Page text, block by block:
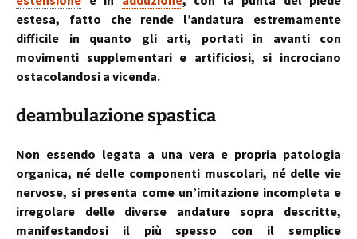
estesa, fatto che rende l’andatura estremamente
difficile in quanto gli arti, portati in avanti con
movimenti supplementari e artificiosi, si incrociano
ostacolandosi a vicenda.
deambulazione spastica
Non essendo legata a una vera e propria patologia
organica, né delle componenti muscolari, né delle vie
nervose, si presenta come un’imitazione incompleta e
irregolare delle diverse andature sopra descritte,
manifestandosi il più spesso con il semplice